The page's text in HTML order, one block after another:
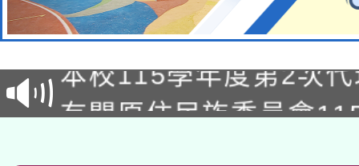
本校115學年度第1次
第3次招考甄選結果公
本校115學年度第2次
次招考甄選結果公告(
有關原住民族委員會